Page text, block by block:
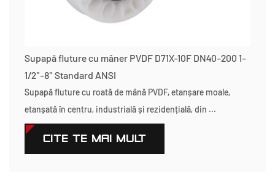
Supapă fluture cu mâner PVDF D71X-10F DN40-200 1-
1/2"-8" Standard ANSI
Supapă fluture cu roată de mână PVDF, etanșare moale,
etanșată în centru, industrială și rezidențială, din ...
CITEŞTE MAI MULT